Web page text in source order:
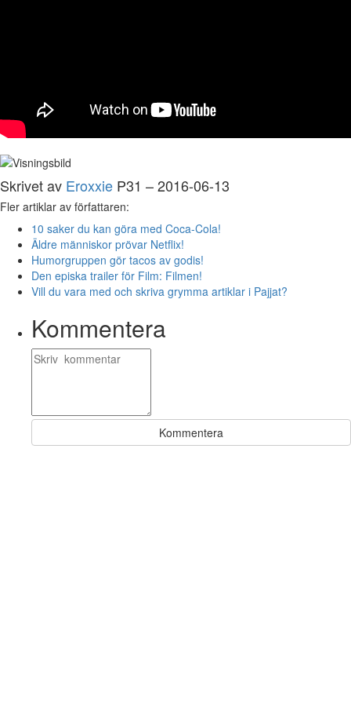
Skrivet av Eroxxie P31 – 2016-06-13
Fler artiklar av författaren:
10 saker du kan göra med Coca-Cola!
Äldre människor prövar Netflix!
Humorgruppen gör tacos av godis!
Den episka trailer för Film: Filmen!
Vill du vara med och skriva grymma artiklar i Pajjat?
Kommentera
Kommentera